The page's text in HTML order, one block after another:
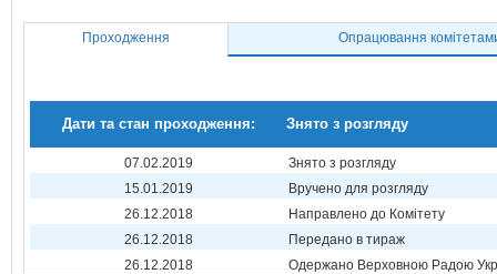
Проходження Опрацювання
Дати та стан проходження: Знято з розгляду
07.02.2019
Знято з розгляду
15.01.2019
Вручено для розгляду
26.12.2018
Направлено до Комітету
26.12.2018
Передано в тираж
26.12.2018
Одержано Верховною Радою